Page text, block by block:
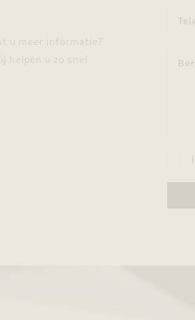
u meer informatie?
helpen u zo snel